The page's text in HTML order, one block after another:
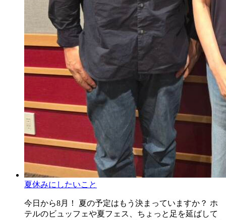
夏休みにしたいこと
今日から8月！ 夏の予定はもう決まっていますか？ ホ
テルのビュッフェや夏フェス、ちょっと足を延ばして